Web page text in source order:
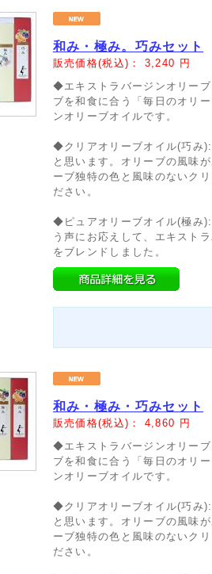
和み・極み。巧みセット
販売価格(税込)： 3,240 円
◆エキストラバージンオリー
ブを和食に合う「毎日のオリ
ンオリーブオイルです。
◆クリアオリーブオイル(巧み
と思います。オリーブの風味
ーブ独特の色と風味のないク
ださい。
◆ピュアオリーブオイル(極み
う声にお応えして、エキスト
をブレンドしました。
和み・極み・巧みセット
販売価格(税込)： 4,860 円
◆エキストラバージンオリー
ブを和食に合う「毎日のオリ
ンオリーブオイルです。
◆クリアオリーブオイル(巧み
と思います。オリーブの風味
ーブ独特の色と風味のないク
ださい。